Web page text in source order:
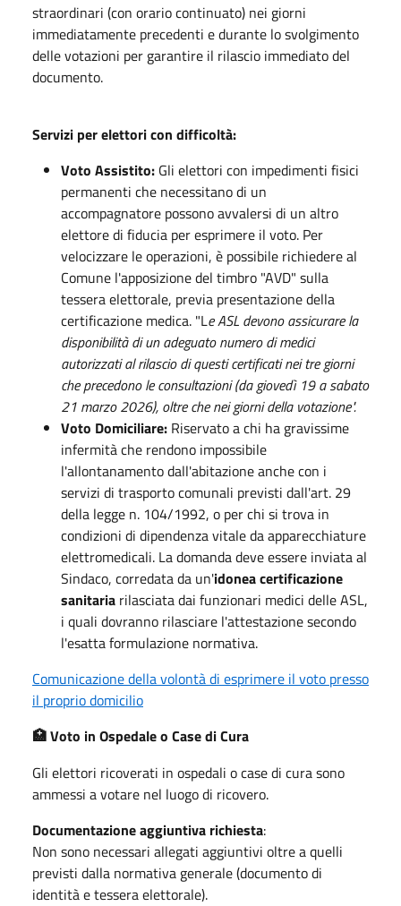
straordinari (con orario continuato) nei giorni
immediatamente precedenti e durante lo svolgimento
delle votazioni per garantire il rilascio immediato del
documento.
Servizi per elettori con difficoltà:
Voto Assistito: Gli elettori con impedimenti fisici
permanenti che necessitano di un
accompagnatore possono avvalersi di un altro
elettore di fiducia per esprimere il voto. Per
velocizzare le operazioni, è possibile richiedere al
Comune l'apposizione del timbro "AVD" sulla
tessera elettorale, previa presentazione della
certificazione medica. "Le ASL devono assicurare la
disponibilità di un adeguato numero di medici
autorizzati al rilascio di questi certificati nei tre giorni
che precedono le consultazioni (da giovedì 19 a sabato
21 marzo 2026), oltre che nei giorni della votazione".
Voto Domiciliare: Riservato a chi ha gravissime
infermità che rendono impossibile
l'allontanamento dall'abitazione anche con i
servizi di trasporto comunali previsti dall'art. 29
della legge n. 104/1992, o per chi si trova in
condizioni di dipendenza vitale da apparecchiature
elettromedicali. La domanda deve essere inviata al
Sindaco, corredata da un'idonea certificazione
sanitaria rilasciata dai funzionari medici delle ASL,
i quali dovranno rilasciare l'attestazione secondo
l'esatta formulazione normativa.
Comunicazione della volontà di esprimere il voto presso
il proprio domicilio
🏥 Voto in Ospedale o Case di Cura
Gli elettori ricoverati in ospedali o case di cura sono
ammessi a votare nel luogo di ricovero.
Documentazione aggiuntiva richiesta:
Non sono necessari allegati aggiuntivi oltre a quelli
previsti dalla normativa generale (documento di
identità e tessera elettorale).